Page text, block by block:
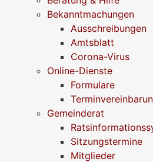
Bekanntmachungen
Ausschreibungen
Amtsblatt
Corona-Virus
Online-Dienste
Formulare
Gemeinderat
Sitzungstermine
Mitglieder